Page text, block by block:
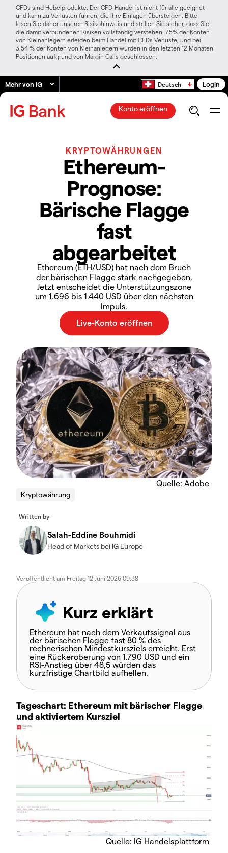
CFDs sind Hebelprodukte. Der CFD-Handel ist nicht für alle geeignet
und kann zu Verlusten führen, die Ihre Einlagen übersteigen. Bitte
lesen Sie daher unseren Risikohinweis und stellen Sie sicher, dass Sie
die damit verbundenen Risiken vollständig verstehen. 75% der Konten
von Kleinanlegern erleiden beim Handel mit CFDs Verluste, und bei
3.54 % der Konten von Kleinanlegern wurden in den letzten 12 Monaten
Positionen aufgrund von Margin Calls geschlossen.
Mehr von IG Deutsch Login
Konto eröffnen
KRYPTOWÄHRUNGEN
Ethereum-
Prognose:
Bärische Flagge
fast
abgearbeitet
Ethereum (ETH/USD) hat nach dem Bruch
der bärischen Flagge stark nachgegeben.
Jetzt entscheidet die Unterstützungszone
um 1.696 bis 1.440 USD über den nächsten
Impuls.
Quelle: Adobe
Kryptowährung
Written by
Salah-Eddine Bouhmidi
Head of Markets bei IG Europe
Veröffentlicht am Freitag 12 Juni 2026 09:38
Kurz erklärt
Ethereum hat nach dem Verkaufssignal aus
der bärischen Flagge fast 80 % des
rechnerischen Mindestkursziels erreicht. Erst
eine Rückeroberung von 1.790 USD und ein
RSI-Anstieg über 48,5 würden das
kurzfristige Chartbild aufhellen.
Tageschart: Ethereum mit bärischer Flagge
und aktiviertem Kursziel
Quelle: IG Handelsplattform